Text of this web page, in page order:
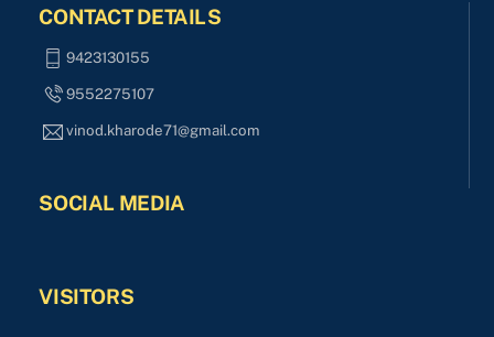
CONTACT DETAILS
9423130155
9552275107
vinod.kharode71@gmail.com
SOCIAL MEDIA
VISITORS